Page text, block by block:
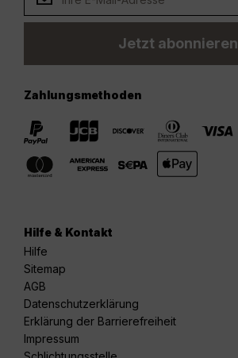
Jetzt abonnieren
Zahlungsmethoden
Hilfe & Kontakt
Hilfe
Sitemap
AGB
Datenschutzerklärung
Erklärung der Barrierefreiheit
Impressum